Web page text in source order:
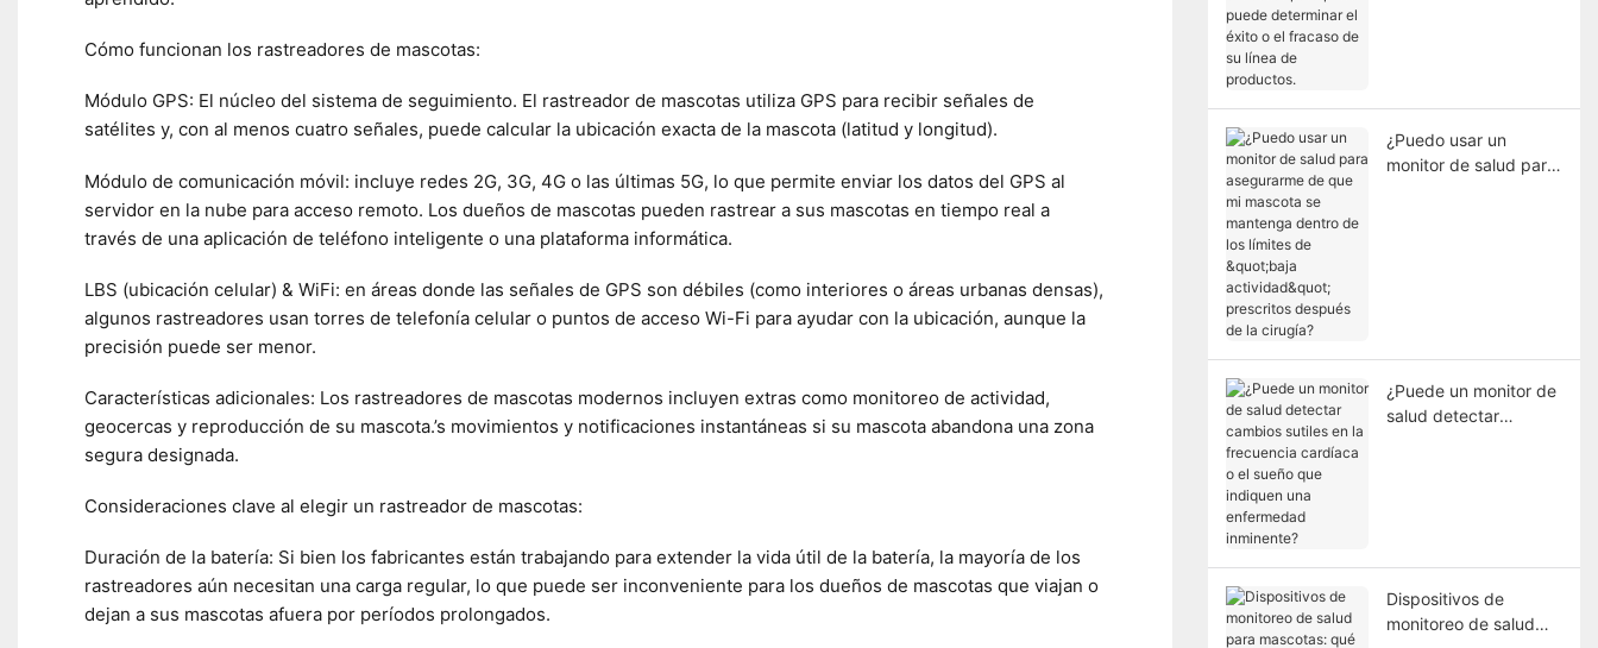
Cómo funcionan los rastreadores de mascotas:
Módulo GPS: El núcleo del sistema de seguimiento. El rastreador de mascotas utiliza GPS para recibir señales de
satélites y, con al menos cuatro señales, puede calcular la ubicación exacta de la mascota (latitud y longitud).
Módulo de comunicación móvil: incluye redes 2G, 3G, 4G o las últimas 5G, lo que permite enviar los datos del GPS al
servidor en la nube para acceso remoto. Los dueños de mascotas pueden rastrear a sus mascotas en tiempo real a
través de una aplicación de teléfono inteligente o una plataforma informática.
LBS (ubicación celular) & WiFi: en áreas donde las señales de GPS son débiles (como interiores o áreas urbanas densas),
algunos rastreadores usan torres de telefonía celular o puntos de acceso Wi-Fi para ayudar con la ubicación, aunque la
precisión puede ser menor.
Características adicionales: Los rastreadores de mascotas modernos incluyen extras como monitoreo de actividad,
geocercas y reproducción de su mascota.’s movimientos y notificaciones instantáneas si su mascota abandona una zona
segura designada.
Consideraciones clave al elegir un rastreador de mascotas:
Duración de la batería: Si bien los fabricantes están trabajando para extender la vida útil de la batería, la mayoría de los
rastreadores aún necesitan una carga regular, lo que puede ser inconveniente para los dueños de mascotas que viajan o
dejan a sus mascotas afuera por períodos prolongados.
¿Puedo usar un
monitor de salud para
¿Puede un monitor de
salud detectar
Dispositivos de
monitoreo de salud